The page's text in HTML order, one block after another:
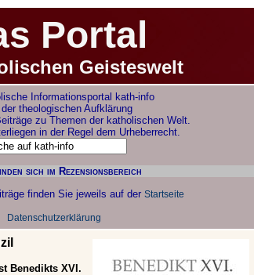
Portal
Geisteswelt
Informationsportal kath-info
theologischen Aufklärung
zu Themen der katholischen Welt.
in der Regel dem Urheberrecht.
sich im Rezensionsbereich
finden Sie jeweils auf der Startseite
Datenschutzerklärung
Benedikts XVI.